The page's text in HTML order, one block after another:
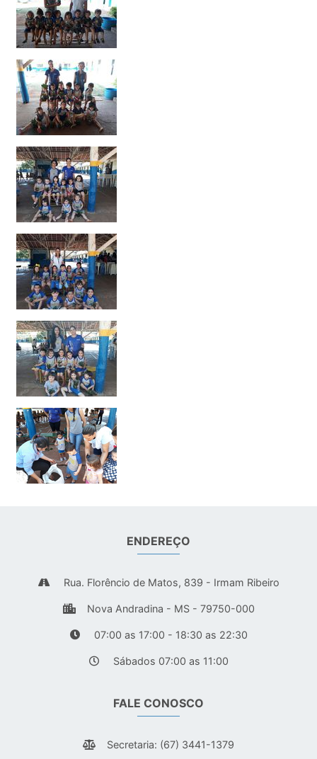
ENDEREÇO
Rua. Florêncio de Matos, 839 - Irmam Ribeiro
Nova Andradina - MS - 79750-000
07:00 as 17:00 - 18:30 as 22:30
Sábados 07:00 as 11:00
FALE CONOSCO
Secretaria: (67) 3441-1379